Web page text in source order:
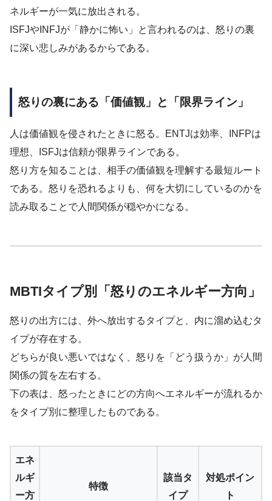
ネルギーが一気に放出される。
ISFJやINFJが「静かに怖い」と言われるのは、怒りの裏
に深い悲しみがあるからである。
怒りの裏にある「価値観」と「限界ライン」
人は価値観を侵されたときに怒る。ENTJは効率、INFPは
理想、ISFJは信頼が限界ラインである。
怒り方を知ることは、相手の価値観を理解する最短ルート
である。怒りを恐れるよりも、何を大切にしているのかを
読み取ることで人間関係が穏やかになる。
MBTIタイプ別「怒りのエネルギー方向」
怒りの出方には、外へ放出するタイプと、内に溜め込むタ
イプが存在する。
どちらが良い悪いではなく、怒りを「どう扱うか」が人間
関係の質を左右する。
下の表は、怒ったときにどの方向へエネルギーが流れるか
をタイプ別に整理したものである。
エネ
ルギ
ー方
特徴
該当タ
イプ
対処ポイン
ト